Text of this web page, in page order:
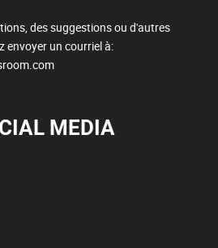
des suggestions ou d'autres
envoyer un courriel à:
MEDIA